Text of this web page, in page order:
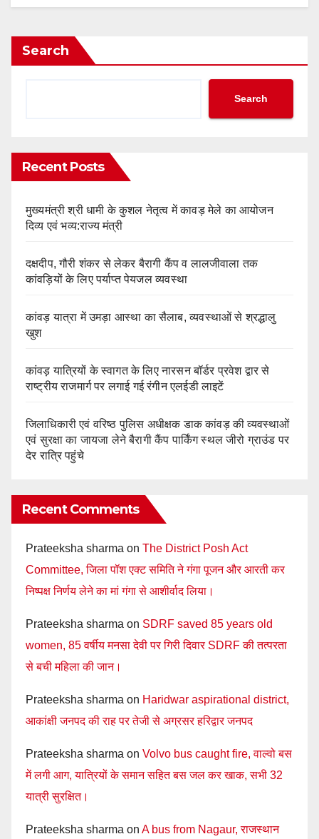
Search
Search
Recent Posts
मुख्यमंत्री श्री धामी के कुशल नेतृत्व में कावड़ मेले का आयोजन
दिव्य एवं भव्य:राज्य मंत्री
दक्षदीप, गौरी शंकर से लेकर बैरागी कैंप व लालजीवाला तक
कांवड़ियों के लिए पर्याप्त पेयजल व्यवस्था
कांवड़ यात्रा में उमड़ा आस्था का सैलाब, व्यवस्थाओं से श्रद्धालु
खुश
कांवड़ यात्रियों के स्वागत के लिए नारसन बॉर्डर प्रवेश द्वार से
राष्ट्रीय राजमार्ग पर लगाई गई रंगीन एलईडी लाइटें
जिलाधिकारी एवं वरिष्ठ पुलिस अधीक्षक डाक कांवड़ की व्यवस्थाओं
एवं सुरक्षा का जायजा लेने बैरागी कैंप पार्किंग स्थल जीरो ग्राउंड पर
देर रात्रि पहुंचे
Recent Comments
Prateeksha sharma on The District Posh Act
Committee, जिला पॉश एक्ट समिति ने गंगा पूजन और आरती कर
निष्पक्ष निर्णय लेने का मां गंगा से आशीर्वाद लिया।
Prateeksha sharma on SDRF saved 85 years old
women, 85 वर्षीय मनसा देवी पर गिरी दिवार SDRF की तत्परता
से बची महिला की जान।
Prateeksha sharma on Haridwar aspirational district,
आकांक्षी जनपद की राह पर तेजी से अग्रसर हरिद्वार जनपद
Prateeksha sharma on Volvo bus caught fire, वाल्वो बस
में लगी आग, यात्रियों के समान सहित बस जल कर खाक, सभी 32
यात्री सुरक्षित।
Prateeksha sharma on A bus from Nagaur, राजस्थान